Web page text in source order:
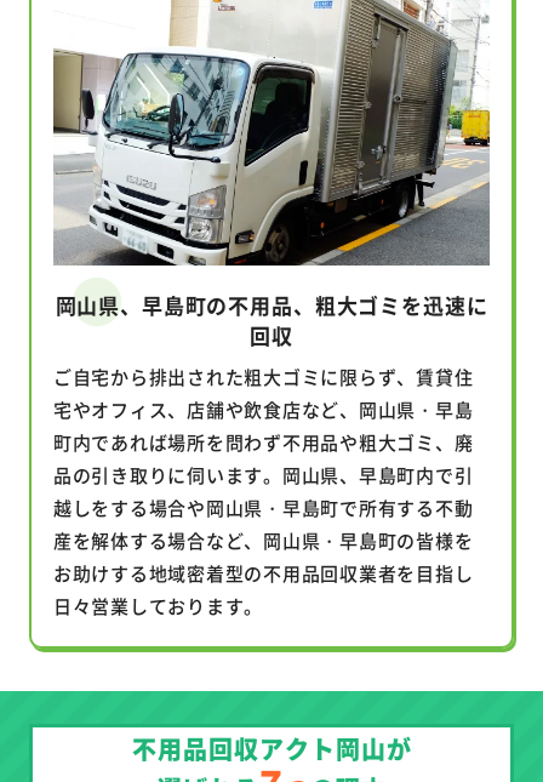
岡山県、早島町の不用品、粗大ゴミを迅速に
回収
ご自宅から排出された粗大ゴミに限らず、賃貸住
宅やオフィス、店舗や飲食店など、岡山県・早島
町内であれば場所を問わず不用品や粗大ゴミ、廃
品の引き取りに伺います。岡山県、早島町内で引
越しをする場合や岡山県・早島町で所有する不動
産を解体する場合など、岡山県・早島町の皆様を
お助けする地域密着型の不用品回収業者を目指し
日々営業しております。
不用品回収アクト岡山が